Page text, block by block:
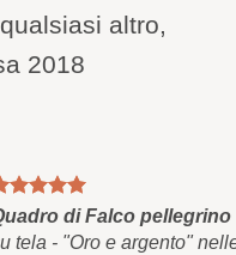
altro,
2018
di Falco
tela - "Oro e argento"